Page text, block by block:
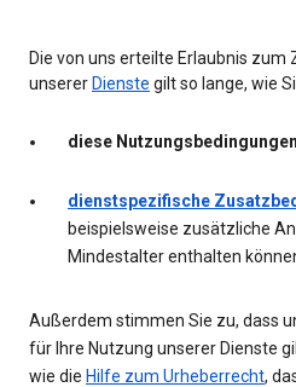
Die von uns erteilte Erlaubnis
unsererDienste gilt so lange, wie
diese Nutzungsbedingungen
dienstspezifische
beispielsweise zusätzliche
Mindestalter enthalten
Außerdem stimmen Sie zu, dass
für Ihre Nutzung unserer Dienste
wie die Hilfe zum Urheberrecht,